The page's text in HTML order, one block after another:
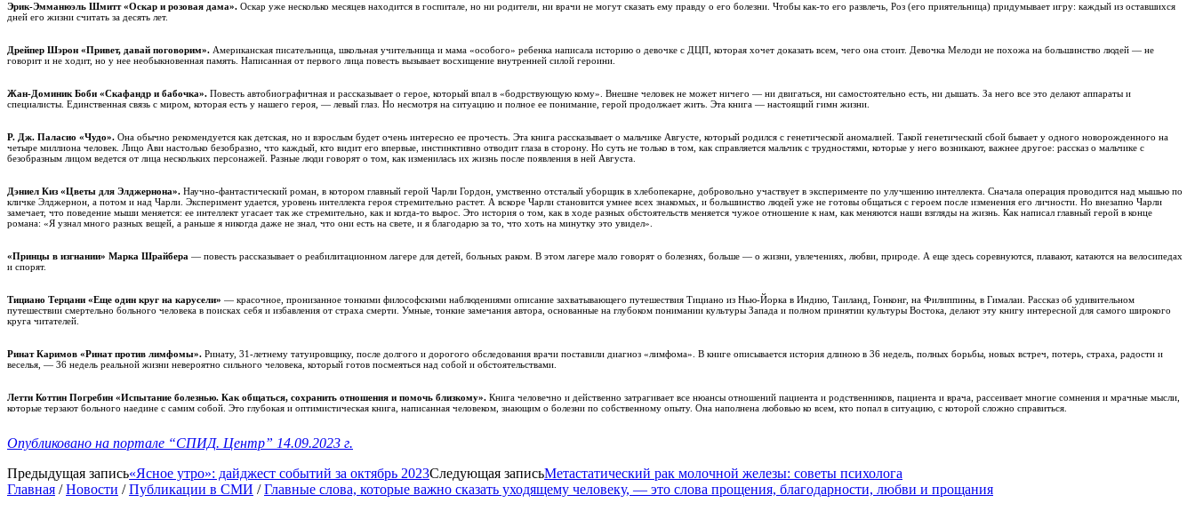
Эрик-Эмманюэль Шмитт «Оскар и розовая дама». Оскар уже несколько месяцев находится в госпитале, но ни родители, ни врачи не могут сказать ему правду о его болезни. Чтобы как-то его развлечь, Роз (его приятельница) придумывает игру: каждый из оставшихся
дней его жизни считать за десять лет.
Дрейпер Шэрон «Привет, давай поговорим». Американская писательница, школьная учительница и мама «особого» ребенка написала историю о девочке с ДЦП, которая хочет доказать всем, чего она стоит. Девочка Мелоди не похожа на большинство людей — не
говорит и не ходит, но у нее необыкновенная память. Написанная от первого лица повесть вызывает восхищение внутренней силой героини.
Жан-Доминик Боби «Скафандр и бабочка». Повесть автобиографичная и рассказывает о герое, который впал в «бодрствующую кому». Внешне человек не может ничего — ни двигаться, ни самостоятельно есть, ни дышать. За него все это делают аппараты и
специалисты. Единственная связь с миром, которая есть у нашего героя, — левый глаз. Но несмотря на ситуацию и полное ее понимание, герой продолжает жить. Эта книга — настоящий гимн жизни.
Р. Дж. Паласио «Чудо». Она обычно рекомендуется как детская, но и взрослым будет очень интересно ее прочесть. Эта книга рассказывает о мальчике Августе, который родился с генетической аномалией. Такой генетический сбой бывает у одного новорожденного на
четыре миллиона человек. Лицо Ави настолько безобразно, что каждый, кто видит его впервые, инстинктивно отводит глаза в сторону. Но суть не только в том, как справляется мальчик с трудностями, которые у него возникают, важнее другое: рассказ о мальчике с
безобразным лицом ведется от лица нескольких персонажей. Разные люди говорят о том, как изменилась их жизнь после появления в ней Августа.
Дэниел Киз «Цветы для Элджернона». Научно-фантастический роман, в котором главный герой Чарли Гордон, умственно отсталый уборщик в хлебопекарне, добровольно участвует в эксперименте по улучшению интеллекта. Сначала операция проводится над мышью по
кличке Элджернон, а потом и над Чарли. Эксперимент удается, уровень интеллекта героя стремительно растет. А вскоре Чарли становится умнее всех знакомых, и большинство людей уже не готовы общаться с героем после изменения его личности. Но внезапно Чарли
замечает, что поведение мыши меняется: ее интеллект угасает так же стремительно, как и когда-то вырос. Это история о том, как в ходе разных обстоятельств меняется чужое отношение к нам, как меняются наши взгляды на жизнь. Как написал главный герой в конце
романа: «Я узнал много разных вещей, а раньше я никогда даже не знал, что они есть на свете, и я благодарю за то, что хоть на минутку это увидел».
«Принцы в изгнании» Марка Шрайбера — повесть рассказывает о реабилитационном лагере для детей, больных раком. В этом лагере мало говорят о болезнях, больше — о жизни, увлечениях, любви, природе. А еще здесь соревнуются, плавают, катаются на велосипедах
и спорят.
Тициано Терцани «Еще один круг на карусели» — красочное, пронизанное тонкими философскими наблюдениями описание захватывающего путешествия Тициано из Нью-Йорка в Индию, Таиланд, Гонконг, на Филиппины, в Гималаи. Рассказ об удивительном
путешествии смертельно больного человека в поисках себя и избавления от страха смерти. Умные, тонкие замечания автора, основанные на глубоком понимании культуры Запада и полном принятии культуры Востока, делают эту книгу интересной для самого широкого
круга читателей.
Ринат Каримов «Ринат против лимфомы». Ринату, 31-летнему татуировщику, после долгого и дорогого обследования врачи поставили диагноз «лимфома». В книге описывается история длиною в 36 недель, полных борьбы, новых встреч, потерь, страха, радости и
веселья, — 36 недель реальной жизни невероятно сильного человека, который готов посмеяться над собой и обстоятельствами.
Летти Коттин Погребин «Испытание болезнью. Как общаться, сохранить отношения и помочь близкому». Книга человечно и действенно затрагивает все нюансы отношений пациента и родственников, пациента и врача, рассеивает многие сомнения и мрачные мысли,
которые терзают больного наедине с самим собой. Это глубокая и оптимистическая книга, написанная человеком, знающим о болезни по собственному опыту. Она наполнена любовью ко всем, кто попал в ситуацию, с которой сложно справиться.
Опубликовано на портале “СПИД. Центр” 14.09.2023 г.
Предыдущая запись«Ясное утро»: дайджест событий за октябрь 2023Следующая записьМетастатический рак молочной железы: советы психолога
Главная /Новости /Публикации в СМИ /Главные слова, которые важно сказать уходящему человеку, — это слова прощения, благодарности, любви и прощания